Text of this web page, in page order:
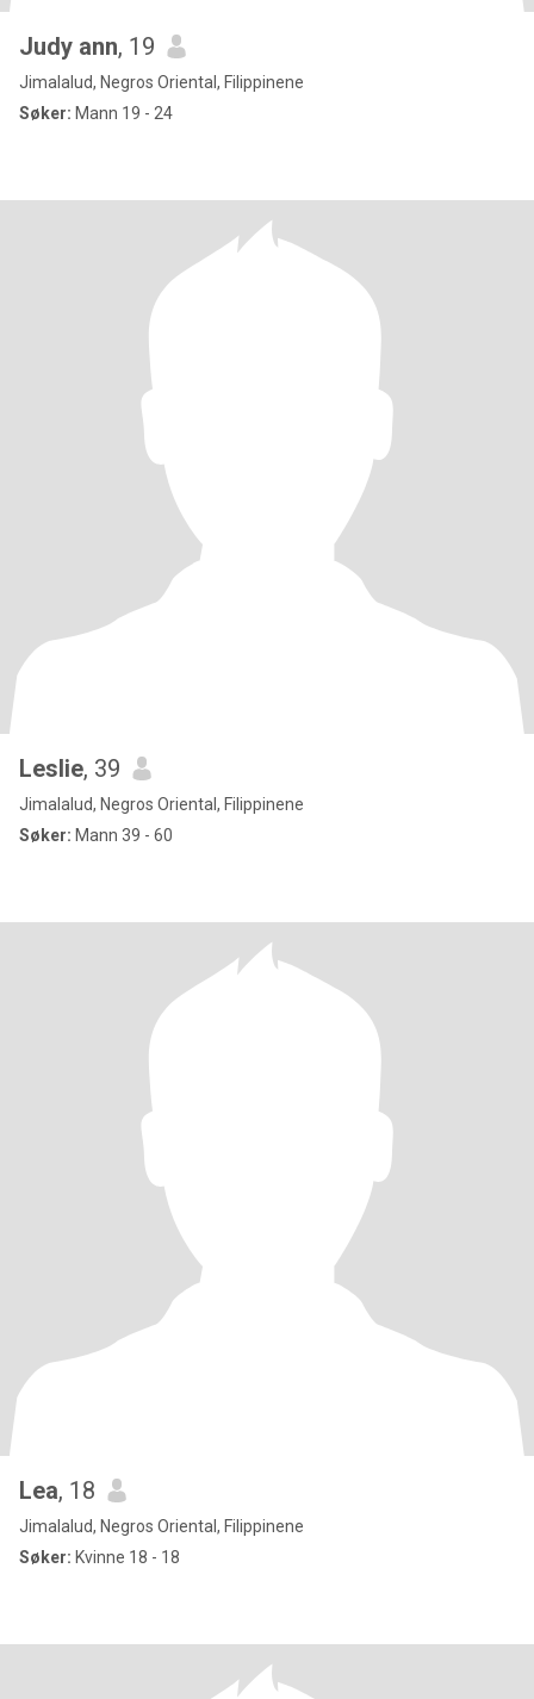
Judy ann, 19
Jimalalud, Negros Oriental, Filippinene
Søker: Mann 19 - 24
Leslie, 39
Jimalalud, Negros Oriental, Filippinene
Søker: Mann 39 - 60
Lea, 18
Jimalalud, Negros Oriental, Filippinene
Søker: Kvinne 18 - 18